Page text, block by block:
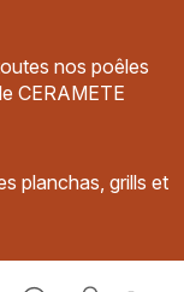
nos poêles
CERAMETE
planchas, grills et